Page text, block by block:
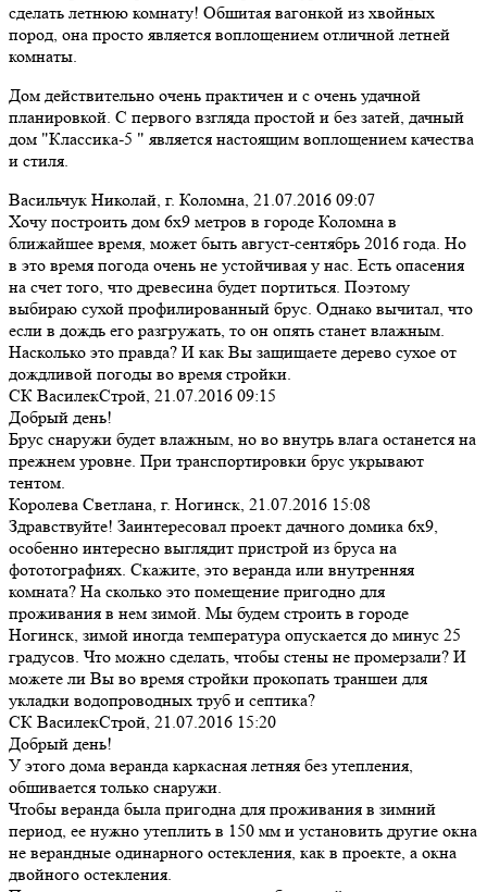
сделать летнюю комнату! Обшитая вагонкой из хвойных
пород, она просто является воплощением отличной летней
комнаты.
Дом действительно очень практичен и с очень удачной
планировкой. С первого взгляда простой и без затей, дачный
дом "Классика-5 " является настоящим воплощением качества
и стиля.
Васильчук Николай, г. Коломна, 21.07.2016 09:07
Хочу построить дом 6х9 метров в городе Коломна в
ближайшее время, может быть август-сентябрь 2016 года. Но
в это время погода очень не устойчивая у нас. Есть опасения
на счет того, что древесина будет портиться. Поэтому
выбираю сухой профилированный брус. Однако вычитал, что
если в дождь его разгружать, то он опять станет влажным.
Насколько это правда? И как Вы защищаете дерево сухое от
дождливой погоды во время стройки.
СК ВасилекСтрой, 21.07.2016 09:15
Добрый день!
Брус снаружи будет влажным, но во внутрь влага останется на
прежнем уровне. При транспортировки брус укрывают
тентом.
Королева Светлана, г. Ногинск, 21.07.2016 15:08
Здравствуйте! Заинтересовал проект дачного домика 6х9,
особенно интересно выглядит пристрой из бруса на
фототографиях. Скажите, это веранда или внутренняя
комната? На сколько это помещение пригодно для
проживания в нем зимой. Мы будем строить в городе
Ногинск, зимой иногда температура опускается до минус 25
градусов. Что можно сделать, чтобы стены не промерзали? И
можете ли Вы во время стройки прокопать траншеи для
укладки водопроводных труб и септика?
СК ВасилекСтрой, 21.07.2016 15:20
Добрый день!
У этого дома веранда каркасная летняя без утепления,
обшивается только снаружи.
Чтобы веранда была пригодна для проживания в зимний
период, ее нужно утеплить в 150 мм и установить другие окна
не верандные одинарного остекления, как в проекте, а окна
двойного остекления.